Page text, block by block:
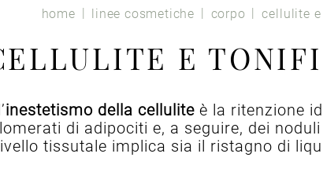
home linee cosmetiche corpo cellulite
E
inestetismo della celluliteè la ritenzione
di adipociti e, a seguire, dei
tissutale implica sia il ristagno di